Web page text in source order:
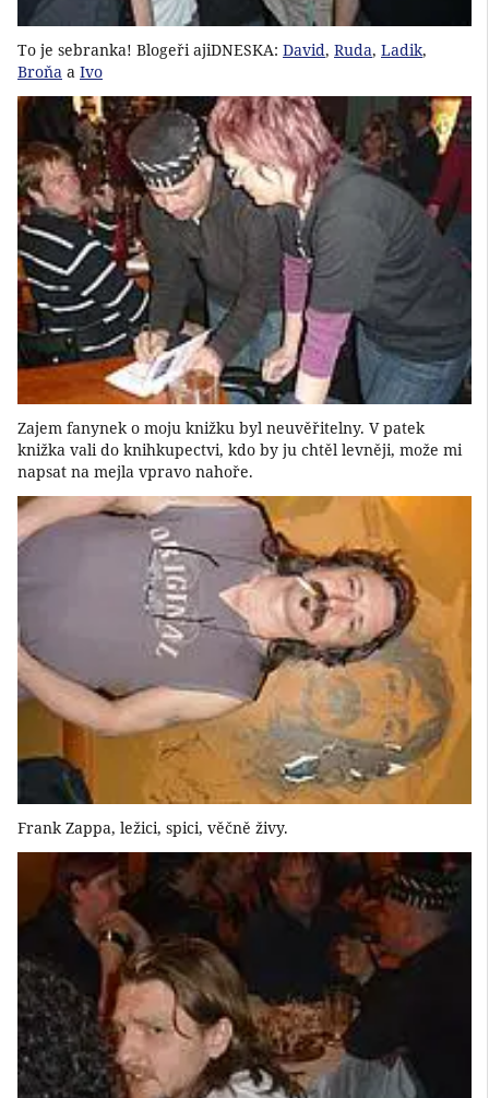
To je sebranka! Blogeři ajiDNESKA: David, Ruda, Ladik,
Broňa a Ivo
Zajem fanynek o moju knižku byl neuvěřitelny. V patek
knižka vali do knihkupectvi, kdo by ju chtěl levněji, može mi
napsat na mejla vpravo nahoře.
Frank Zappa, ležici, spici, věčně živy.